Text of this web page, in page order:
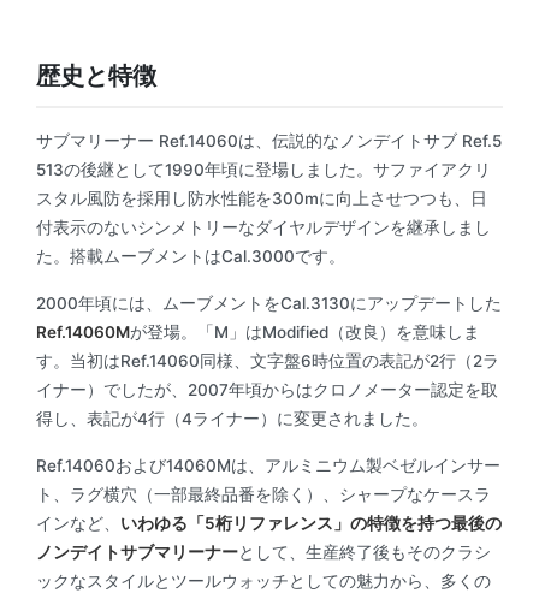
歴史と特徴
サブマリーナー Ref.14060は、伝説的なノンデイトサブ Ref.5
513の後継として1990年頃に登場しました。サファイアクリ
スタル風防を採用し防水性能を300mに向上させつつも、日
付表示のないシンメトリーなダイヤルデザインを継承しまし
た。搭載ムーブメントはCal.3000です。
2000年頃には、ムーブメントをCal.3130にアップデートした
Ref.14060Mが登場。「M」はModified（改良）を意味しま
す。当初はRef.14060同様、文字盤6時位置の表記が2行（2ラ
イナー）でしたが、2007年頃からはクロノメーター認定を取
得し、表記が4行（4ライナー）に変更されました。
Ref.14060および14060Mは、アルミニウム製ベゼルインサー
ト、ラグ横穴（一部最終品番を除く）、シャープなケースラ
インなど、 いわゆる「5桁リファレンス」の特徴を持つ最後の
ノンデイトサブマリーナーとして、生産終了後もそのクラシ
ックなスタイルとツールウォッチとしての魅力から、多くの